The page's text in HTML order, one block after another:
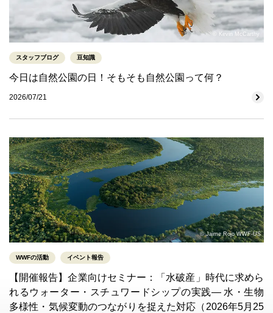
© Kevin McCarthy
スタッフブログ 豆知識
今日は自然公園の日！そもそも自然公園って何？
2026/07/21
© Jaime Rojo WWF-US
WWFの活動 イベント報告
【開催報告】企業向けセミナー：「水破産」時代に求めら
れるウォーター・スチュワードシップの実践― 水・生物
多様性・気候変動のつながりを捉えた対応（2026年5月25